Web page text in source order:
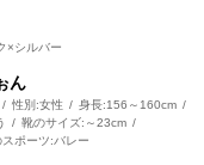
×シルバー
ん
性別:女性 身長:156～160cm
靴のサイズ: ～23cm
ポーツ:バレー